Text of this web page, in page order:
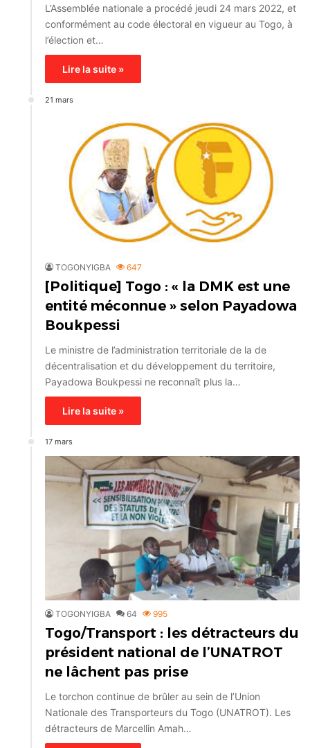
L’Assemblée nationale a procédé jeudi 24 mars 2022, et
conformément au code électoral en vigueur au Togo, à
l’élection et…
Lire la suite »
21 mars
TOGONYIGBA 647
[Politique] Togo : « la DMK est une
entité méconnue » selon Payadowa
Boukpessi
Le ministre de l’administration territoriale de la de
décentralisation et du développement du territoire,
Payadowa Boukpessi ne reconnaît plus la…
Lire la suite »
17 mars
TOGONYIGBA 64 995
Togo/Transport : les détracteurs du
président national de l’UNATROT
ne lâchent pas prise
Le torchon continue de brûler au sein de l’Union
Nationale des Transporteurs du Togo (UNATROT). Les
détracteurs de Marcellin Amah…